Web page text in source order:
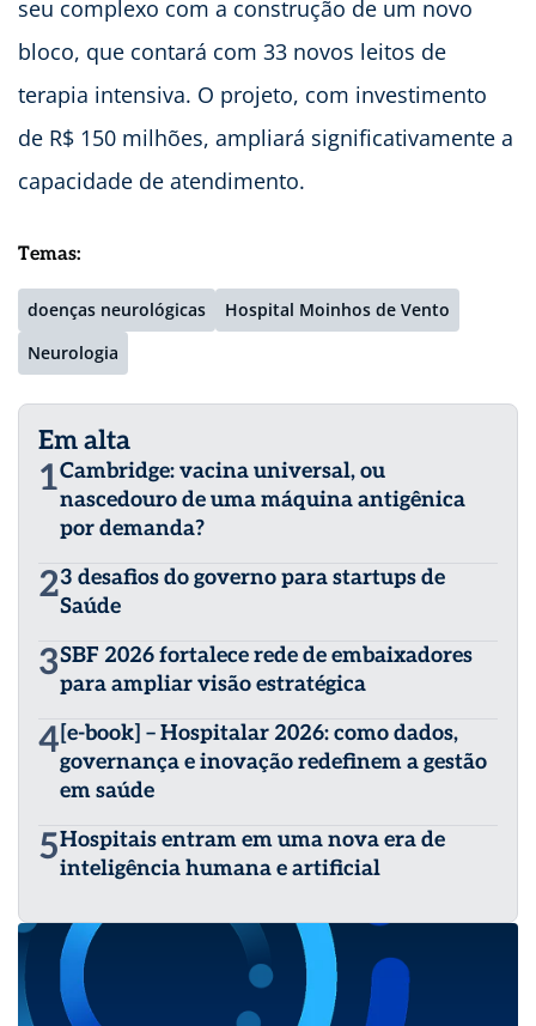
seu complexo com a construção de um novo
bloco, que contará com 33 novos leitos de
terapia intensiva. O projeto, com investimento
de R$ 150 milhões, ampliará significativamente a
capacidade de atendimento.
Temas:
doenças neurológicas
Hospital Moinhos de Vento
Neurologia
Em alta
1Cambridge: vacina universal, ou
nascedouro de uma máquina antigênica
por demanda?
23 desafios do governo para startups de
Saúde
3SBF 2026 fortalece rede de embaixadores
para ampliar visão estratégica
4[e-book] – Hospitalar 2026: como dados,
governança e inovação redefinem a gestão
em saúde
5Hospitais entram em uma nova era de
inteligência humana e artificial